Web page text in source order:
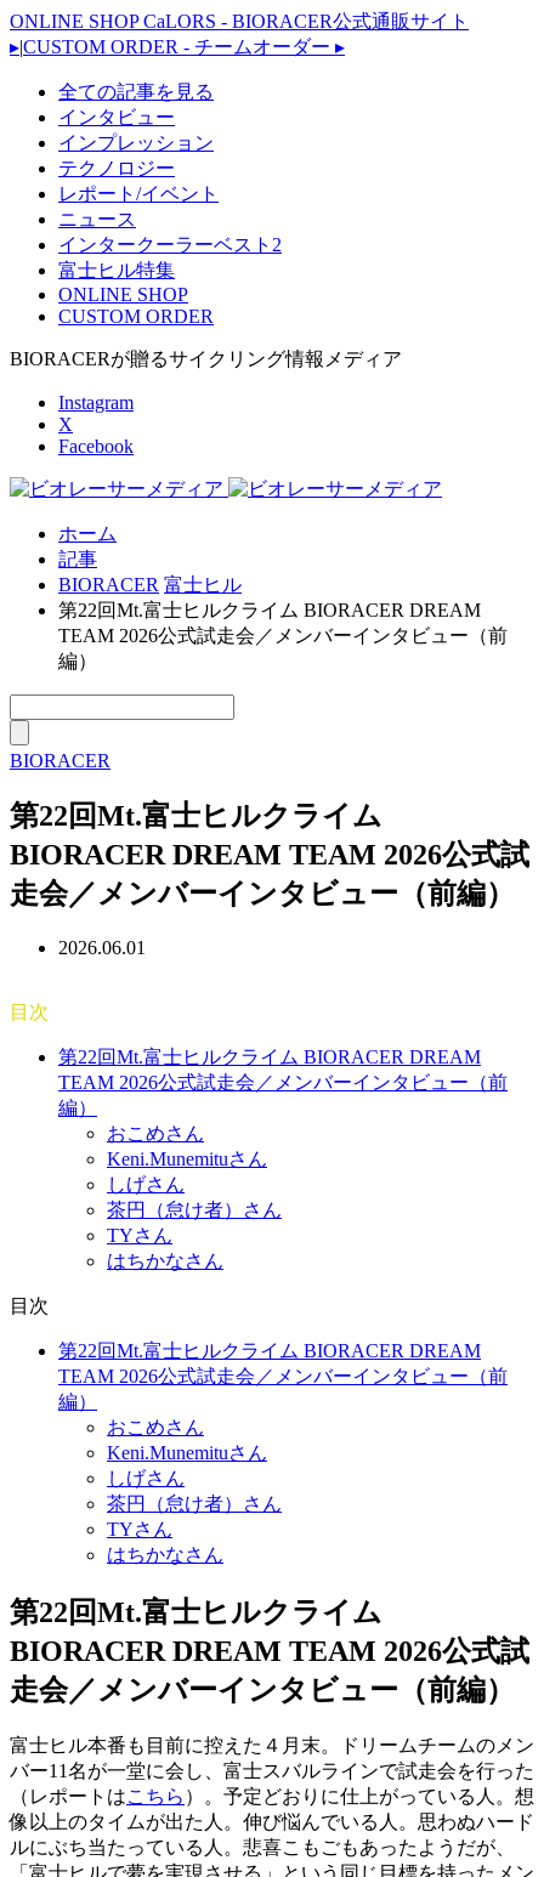
ONLINE SHOP CaLORS - BIORACER公式通販サイト
▸|CUSTOM ORDER - チームオーダー ▸
全ての記事を見る
インタビュー
インプレッション
テクノロジー
レポート/イベント
ニュース
インタークーラーベスト2
富士ヒル特集
ONLINE SHOP
CUSTOM ORDER
BIORACERが贈るサイクリング情報メディア
Instagram
X
Facebook
ホーム
記事
BIORACER 富士ヒル
第22回Mt.富士ヒルクライム BIORACER DREAM
TEAM 2026公式試走会／メンバーインタビュー（前
編）
BIORACER
第22回Mt.富士ヒルクライム
BIORACER DREAM TEAM 2026公式試
走会／メンバーインタビュー（前編）
2026.06.01
目次
第22回Mt.富士ヒルクライム BIORACER DREAM
TEAM 2026公式試走会／メンバーインタビュー（前
編）
おこめさん
Keni.Munemituさん
しげさん
茶円（怠け者）さん
TYさん
はちかなさん
目次
第22回Mt.富士ヒルクライム BIORACER DREAM
TEAM 2026公式試走会／メンバーインタビュー（前
編）
おこめさん
Keni.Munemituさん
しげさん
茶円（怠け者）さん
TYさん
はちかなさん
第22回Mt.富士ヒルクライム
BIORACER DREAM TEAM 2026公式試
走会／メンバーインタビュー（前編）
富士ヒル本番も目前に控えた４月末。ドリームチームのメン
バー11名が一堂に会し、富士スバルラインで試走会を行った
（レポートはこちら ）。予定どおりに仕上がっている人。想
像以上のタイムが出た人。伸び悩んでいる人。思わぬハード
ルにぶち当たっている人。悲喜こもごもあったようだが、
「富士ヒルで夢を実現させる」という同じ目標を持ったメン